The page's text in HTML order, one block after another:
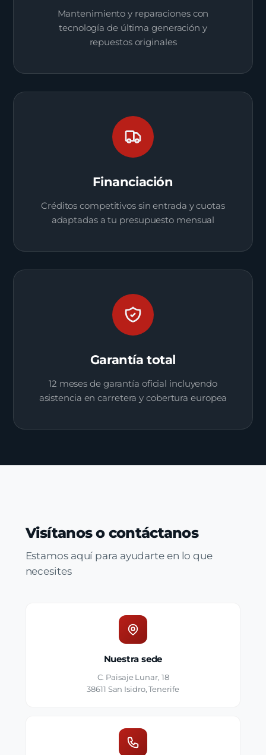
Mantenimiento y reparaciones con
tecnología de última generación y
repuestos originales
Financiación
Créditos competitivos sin entrada y cuotas
adaptadas a tu presupuesto mensual
Garantía total
12 meses de garantía oficial incluyendo
asistencia en carretera y cobertura europea
Visítanos o contáctanos
Estamos aquí para ayudarte en lo que
necesites
Nuestra sede
C. Paisaje Lunar, 18
38611 San Isidro, Tenerife